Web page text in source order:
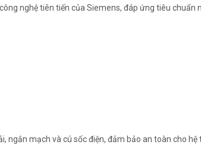
nghệ tiên tiến của Siemens, đáp ứng tiêu chuẩn
ngắn mạch và cú sốc điện, đảm bảo an toàn cho hệ